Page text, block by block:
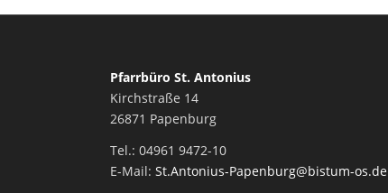
Pfarrbüro St. Antonius
Kirchstraße 14
26871 Papenburg
Tel.: 04961 9472-10
E-Mail: St.Antonius-Papenburg@bistum-os.de